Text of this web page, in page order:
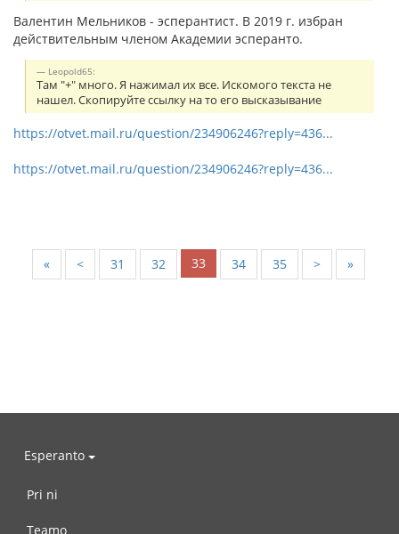
Валентин Мельников - эсперантист. В 2019 г. избран
действительным членом Академии эсперанто.
Leopold65:
Там "+" много. Я нажимал их все. Искомого текста не
нашел. Скопируйте ссылку на то его высказывание
https://otvet.mail.ru/question/234906246?reply=436...
https://otvet.mail.ru/question/234906246?reply=436...
« < 31 32 33 34 35 > »
Esperanto
Pri ni
Teamo